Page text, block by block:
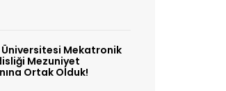
Mekatronik
Mezuniyet
Ortak Olduk!